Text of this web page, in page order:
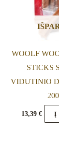
WOOLF
STICKS
VIDUTINIO
13,39 € Į